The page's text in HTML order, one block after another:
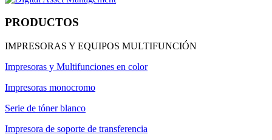
PRODUCTOS
IMPRESORAS Y EQUIPOS MULTIFUNCIÓN
Impresoras y Multifunciones en color
Impresoras monocromo
Serie de tóner blanco
Impresora de soporte de transferencia